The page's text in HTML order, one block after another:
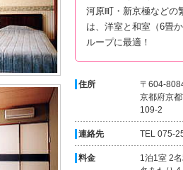
河原町・新京極などの
は、洋室と和室（6畳
ループに最適！
住所
〒604-
京都府京
109-2
連絡先 TEL 075-
料金
1泊1室 2